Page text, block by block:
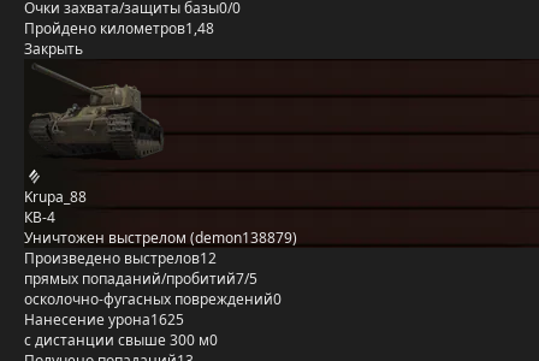
Очки захвата/защиты базы0/0
Пройдено километров1,48
Закрыть
Krupa_88
КВ-4
Уничтожен выстрелом (demon138879)
Произведено выстрелов12
прямых попаданий/пробитий7/5
осколочно-фугасных повреждений0
Нанесение урона1625
с дистанции свыше 300 м0